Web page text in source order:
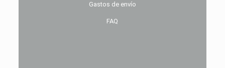
Gastos de envío
FAQ